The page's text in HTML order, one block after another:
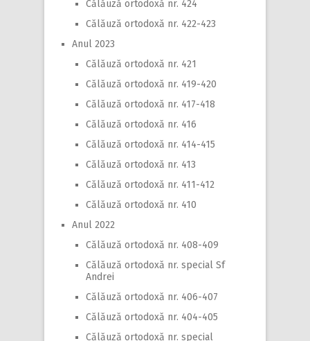
Călăuză ortodoxă nr. 424
Călăuză ortodoxă nr. 422-423
Anul 2023
Călăuză ortodoxă nr. 421
Călăuză ortodoxă nr. 419-420
Călăuză ortodoxă nr. 417-418
Călăuză ortodoxă nr. 416
Călăuză ortodoxă nr. 414-415
Călăuză ortodoxă nr. 413
Călăuză ortodoxă nr. 411-412
Călăuză ortodoxă nr. 410
Anul 2022
Călăuză ortodoxă nr. 408-409
Călăuză ortodoxă nr. special Sf
Andrei
Călăuză ortodoxă nr. 406-407
Călăuză ortodoxă nr. 404-405
Călăuză ortodoxă nr. special